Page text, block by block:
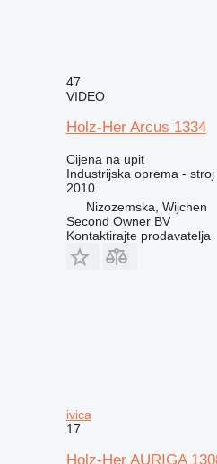
47
VIDEO
Holz-Her Arcus 1334
Cijena na upit
Industrijska oprema -
2010
Nizozemska, Wijchen
Second Owner BV
Kontaktirajte prodavatelja
ivica
17
Holz-Her AURIGA